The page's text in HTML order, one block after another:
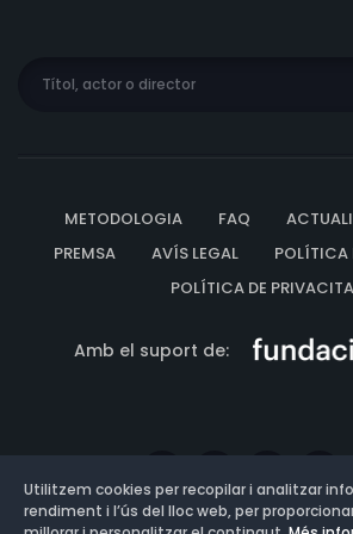
METODOLOGIA FAQ
PREMSA
AVÍS LEGAL
POLÍTICA
POLÍTICA DE
Amb el suport de:
Utilitzem cookies per recopilar i analitzar
rendiment i l’ús del lloc web, per